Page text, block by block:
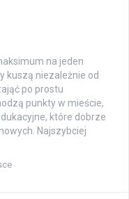
na jeden
kuszą niezależnie od
po prostu
punkty w mieście,
które dobrze
Najszybciej